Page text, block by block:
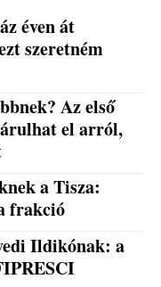
éven át
szeretném
Az első
árulhat el arról,
a Tisza:
frakció
Ildikónak: a